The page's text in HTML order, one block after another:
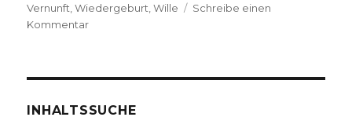
Vernunft ,Wiedergeburt ,Wille
Schreibe einen
Kommentarzu
Rezension
INHALTSSUCHE